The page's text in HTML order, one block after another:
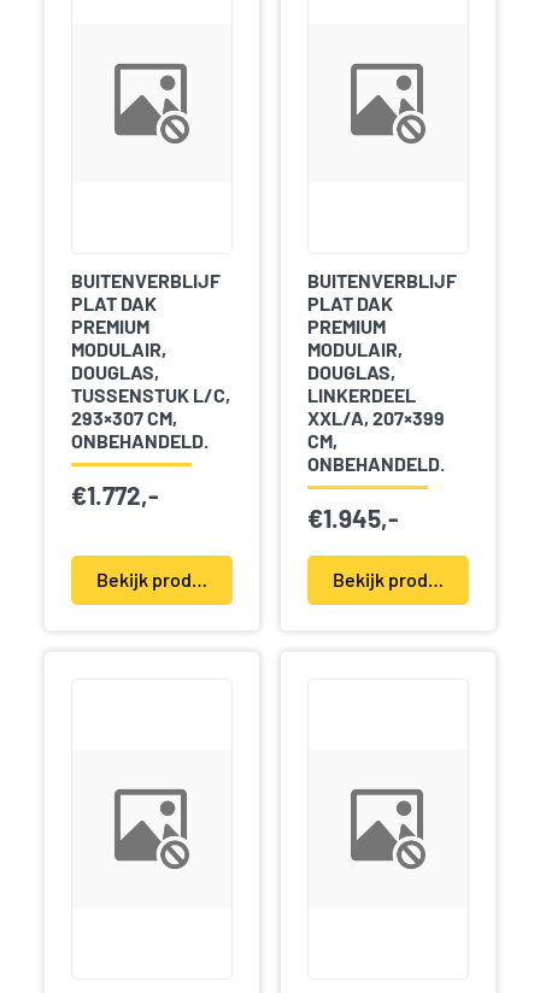
BUITENVERBLIJF
PLAT DAK
PREMIUM
MODULAIR,
DOUGLAS,
TUSSENSTUK L/C,
293×307 CM,
ONBEHANDELD.
€1.772,-
Bekijk product(en)
BUITENVERBLIJF
PLAT DAK
PREMIUM
MODULAIR,
DOUGLAS,
LINKERDEEL
XXL/A, 207×399
CM,
ONBEHANDELD.
€1.945,-
Bekijk product(en)